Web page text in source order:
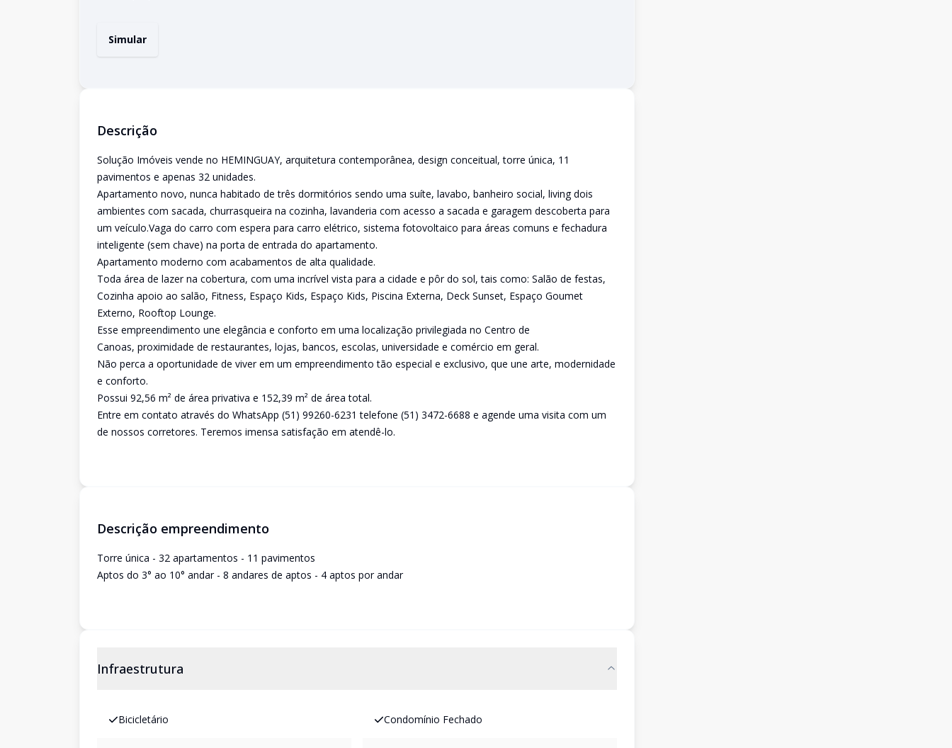
Simular
Descrição
Solução Imóveis vende no HEMINGUAY, arquitetura contemporânea, design conceitual, torre única, 11
pavimentos e apenas 32 unidades.
Apartamento novo, nunca habitado de três dormitórios sendo uma suíte, lavabo, banheiro social, living dois
ambientes com sacada, churrasqueira na cozinha, lavanderia com acesso a sacada e garagem descoberta para
um veículo.Vaga do carro com espera para carro elétrico, sistema fotovoltaico para áreas comuns e fechadura
inteligente (sem chave) na porta de entrada do apartamento.
Apartamento moderno com acabamentos de alta qualidade.
Toda área de lazer na cobertura, com uma incrível vista para a cidade e pôr do sol, tais como: Salão de festas,
Cozinha apoio ao salão, Fitness, Espaço Kids, Espaço Kids, Piscina Externa, Deck Sunset, Espaço Goumet
Externo, Rooftop Lounge.
Esse empreendimento une elegância e conforto em uma localização privilegiada no Centro de
Canoas, proximidade de restaurantes, lojas, bancos, escolas, universidade e comércio em geral.
Não perca a oportunidade de viver em um empreendimento tão especial e exclusivo, que une arte, modernidade
e conforto.
Possui 92,56 m² de área privativa e 152,39 m² de área total.
Entre em contato através do WhatsApp (51) 99260-6231 telefone (51) 3472-6688 e agende uma visita com um
de nossos corretores. Teremos imensa satisfação em atendê-lo.
Descrição empreendimento
Torre única - 32 apartamentos - 11 pavimentos
Aptos do 3° ao 10° andar - 8 andares de aptos - 4 aptos por andar
Infraestrutura
Bicicletário Condomínio Fechado